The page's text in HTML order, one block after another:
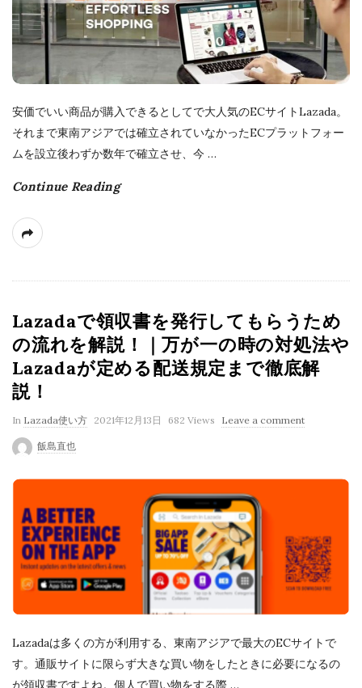
h
D
安価でいい商品が購入できるとしてで大人気のECサイトLazada。
それまで東南アジアでは確立されていなかったECプラットフォー
ムを設立後わずか数年で確立させ、今 …
Continue Reading
Lazadaで領収書を発行してもらうため
の流れを解説！｜万が一の時の対処法や
Lazadaが定める配送規定まで徹底解
説！
In Lazada使い方 P
i
s
h
D
a
t
e
2021年12月13日 682 Views Leave a comment
飯島直也
Lazadaは多くの方が利用する、東南アジアで最大のECサイトで
す。通販サイトに限らず大きな買い物をしたときに必要になるの
が領収書ですよね。個人で買い物をする際 …